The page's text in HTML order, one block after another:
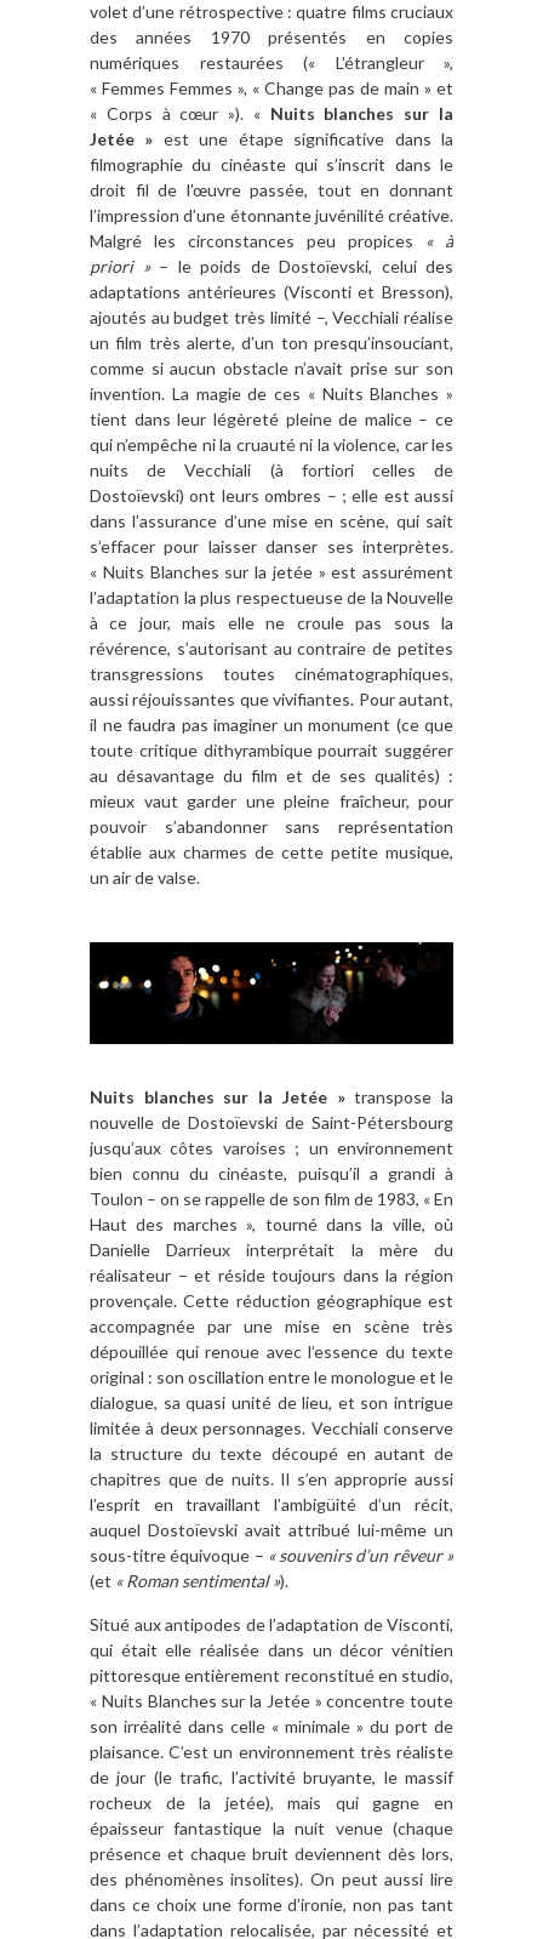
volet d’une rétrospective : quatre films cruciaux
des années 1970 présentés en copies
numériques restaurées (« L’étrangleur »,
« Femmes Femmes », « Change pas de main » et
« Corps à cœur »). « Nuits blanches sur la
Jetée » est une étape significative dans la
filmographie du cinéaste qui s’inscrit dans le
droit fil de l’œuvre passée, tout en donnant
l’impression d’une étonnante juvénilité créative.
Malgré les circonstances peu propices
« à
priori »– le poids de Dostoïevski, celui des
adaptations antérieures (Visconti et Bresson),
ajoutés au budget très limité –, Vecchiali réalise
un film très alerte, d’un ton presqu’insouciant,
comme si aucun obstacle n’avait prise sur son
invention. La magie de ces « Nuits Blanches »
tient dans leur légèreté pleine de malice – ce
qui n’empêche ni la cruauté ni la violence, car les
nuits de Vecchiali (à fortiori celles de
Dostoïevski) ont leurs ombres – ; elle est aussi
dans l’assurance d’une mise en scène, qui sait
s’effacer pour laisser danser ses interprètes.
« Nuits Blanches sur la jetée » est assurément
l’adaptation la plus respectueuse de la Nouvelle
à ce jour, mais elle ne croule pas sous la
révérence, s’autorisant au contraire de petites
transgressions toutes cinématographiques,
aussi réjouissantes que vivifiantes. Pour autant,
il ne faudra pas imaginer un monument (ce que
toute critique dithyrambique pourrait suggérer
au désavantage du film et de ses qualités) :
mieux vaut garder une pleine fraîcheur, pour
pouvoir s’abandonner sans représentation
établie aux charmes de cette petite musique,
un air de valse.
Nuits blanches sur la Jetée »transpose la
nouvelle de Dostoïevski de Saint-Pétersbourg
jusqu’aux côtes varoises ; un environnement
bien connu du cinéaste, puisqu’il a grandi à
Toulon – on se rappelle de son film de 1983, « En
Haut des marches », tourné dans la ville, où
Danielle Darrieux interprétait la mère du
réalisateur – et réside toujours dans la région
provençale. Cette réduction géographique est
accompagnée par une mise en scène très
dépouillée qui renoue avec l’essence du texte
original : son oscillation entre le monologue et le
dialogue, sa quasi unité de lieu, et son intrigue
limitée à deux personnages. Vecchiali conserve
la structure du texte découpé en autant de
chapitres que de nuits. Il s’en approprie aussi
l’esprit en travaillant l’ambigüité d’un récit,
auquel Dostoïevski avait attribué lui-même un
sous-titre équivoque – « souvenirs d’un rêveur »
(et « Roman sentimental »).
Situé aux antipodes de l’adaptation de Visconti,
qui était elle réalisée dans un décor vénitien
pittoresque entièrement reconstitué en studio,
« Nuits Blanches sur la Jetée » concentre toute
son irréalité dans celle « minimale » du port de
plaisance. C’est un environnement très réaliste
de jour (le trafic, l’activité bruyante, le massif
rocheux de la jetée), mais qui gagne en
épaisseur fantastique la nuit venue (chaque
présence et chaque bruit deviennent dès lors,
des phénomènes insolites). On peut aussi lire
dans ce choix une forme d’ironie, non pas tant
dans l’adaptation relocalisée, par nécessité et